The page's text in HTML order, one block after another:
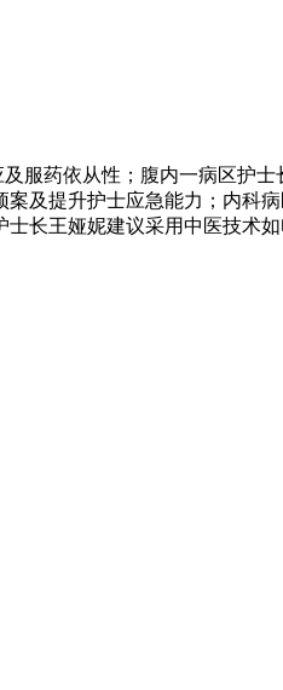
服药依从性；腹内一病区护士
及提升护士应急能力；内科
长王娅妮建议采用中医技术